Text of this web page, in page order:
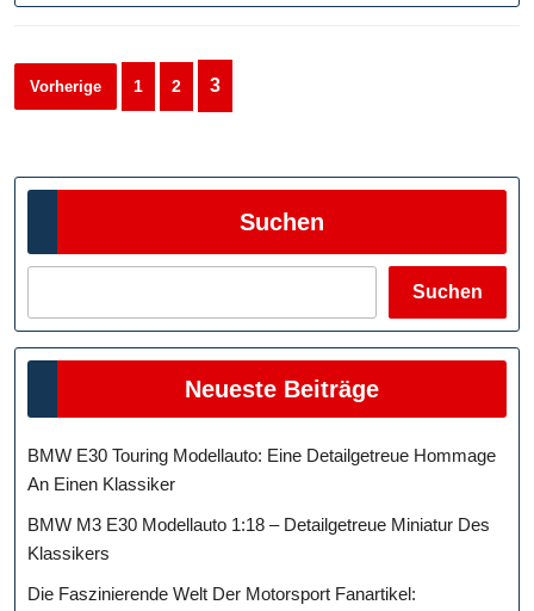
Seitennummerierung
der
Vorherige 1 2 3
Suchen
Suchen
Neueste Beiträge
BMW E30 Touring Modellauto: Eine Detailgetreue Hommage
An Einen Klassiker
BMW M3 E30 Modellauto 1:18 – Detailgetreue Miniatur Des
Klassikers
Die Faszinierende Welt Der Motorsport Fanartikel: